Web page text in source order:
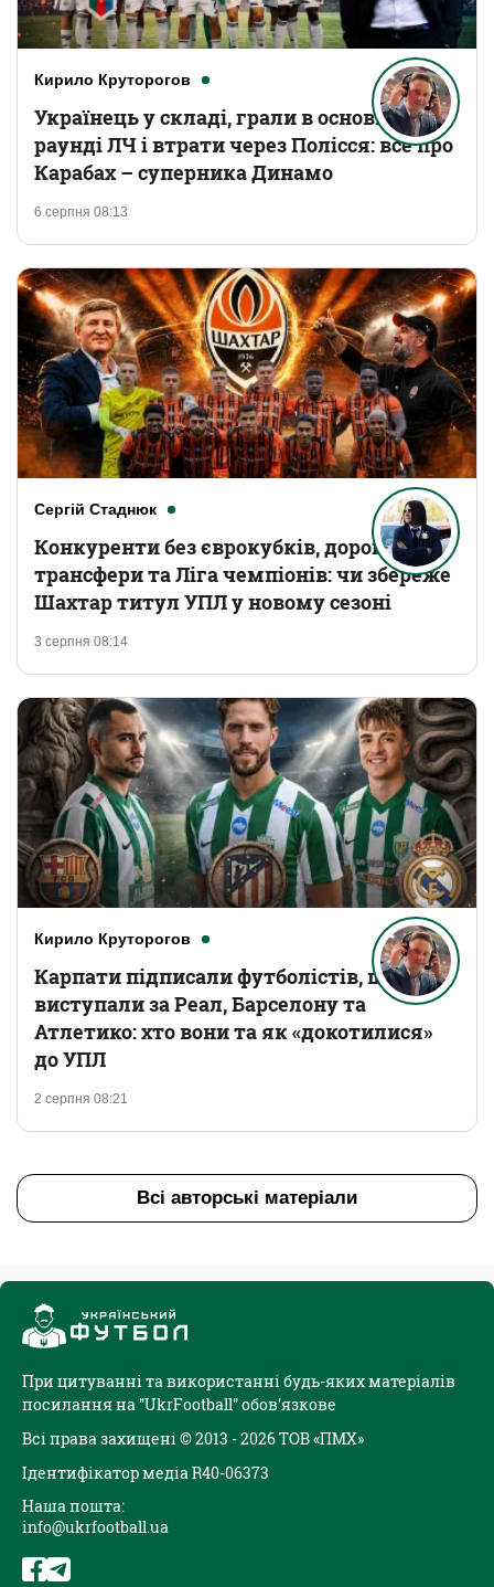
Кирило Круторогов
6 серпня 08:13
Українець у складі, грали в основному
раунді ЛЧ і втрати через Полісся: все про
Карабах – суперника Динамо
Сергій Стаднюк
3 серпня 08:14
Конкуренти без єврокубків, дорогі
трансфери та Ліга чемпіонів: чи збереже
Шахтар титул УПЛ у новому сезоні
Кирило Круторогов
2 серпня 08:21
Карпати підписали футболістів, що
виступали за Реал, Барселону та
Атлетико: хто вони та як «докотилися»
до УПЛ
Всі авторські матеріали
При цитуванні та використанні будь-яких матеріалів
посилання на "UkrFootball" обов'язкове
Всі права захищені © 2013 - 2026 ТОВ «ПМХ»
Ідентифікатор медіа R40-06373
Наша пошта:
info@ukrfootball.ua